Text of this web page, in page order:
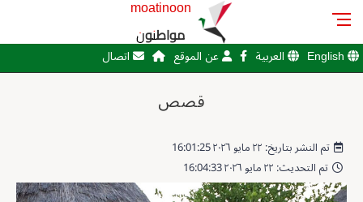
moatinoon
مواطنون
English العربية عن الموقع اتصال
قصص
تم النشر بتاريخ: ٢٢ مايو ٢٠٢٦ 16:01:25
تم التحديث: ٢٢ مايو ٢٠٢٦ 16:04:33